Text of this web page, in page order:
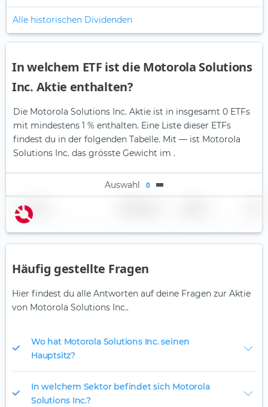
Alle historischen Dividenden
In welchem ETF ist die Motorola Solutions
Inc. Aktie enthalten?
Die Motorola Solutions Inc. Aktie ist in insgesamt 0 ETFs
mit mindestens 1 % enthalten. Eine Liste dieser ETFs
findest du in der folgenden Tabelle. Mit — ist Motorola
Solutions Inc. das grösste Gewicht im .
Auswahl 0
Name
Häufig gestellte Fragen
Hier findest du alle Antworten auf deine Fragen zur Aktie
von Motorola Solutions Inc..
Wo hat Motorola Solutions Inc. seinen
Hauptsitz?
In welchem Sektor befindet sich Motorola
Solutions Inc.?